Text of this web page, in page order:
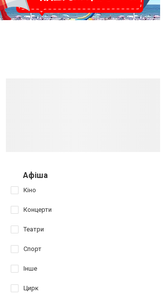
Афіша
Кіно
Концерти
Театри
Спорт
Інше
Цирк